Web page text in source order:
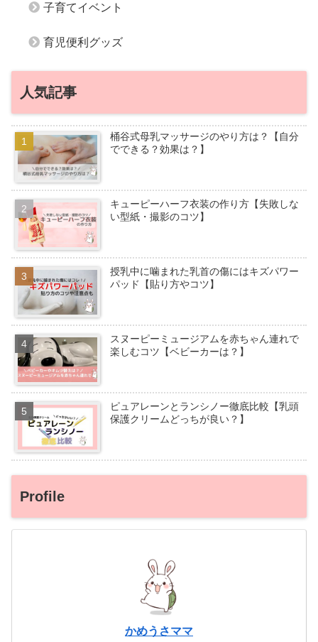
子育てイベント
育児便利グッズ
人気記事
桶谷式母乳マッサージのやり方は？【自分
でできる？効果は？】
キューピーハーフ衣装の作り方【失敗しな
い型紙・撮影のコツ】
授乳中に噛まれた乳首の傷にはキズパワー
パッド【貼り方やコツ】
スヌーピーミュージアムを赤ちゃん連れで
楽しむコツ【ベビーカーは？】
ピュアレーンとランシノー徹底比較【乳頭
保護クリームどっちが良い？】
Profile
かめうさママ